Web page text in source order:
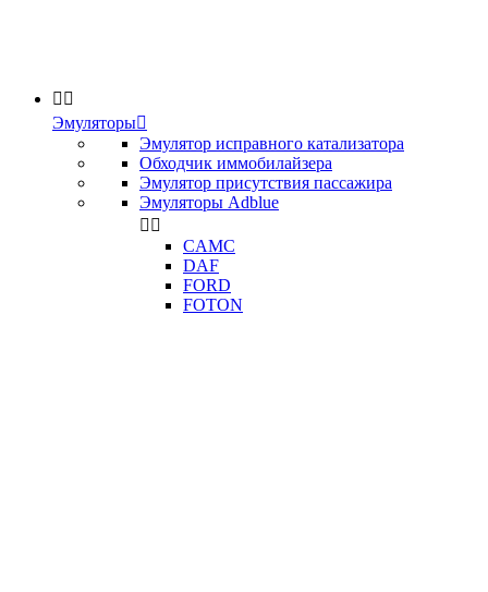
 
Эмуляторы
Эмулятор исправного катализатора
Обходчик иммобилайзера
Эмулятор присутствия пассажира
Эмуляторы Adblue
 
CAMC
DAF
FORD
FOTON